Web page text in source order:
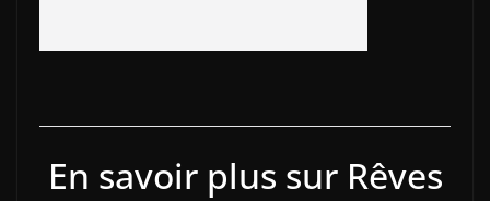
En savoir plus sur Rêves